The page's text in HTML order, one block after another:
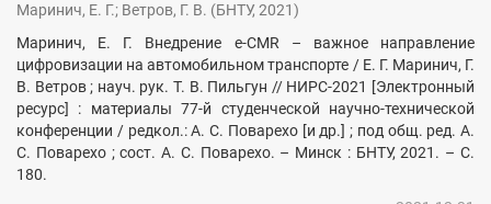
Маринич, Е. Г.; Ветров, Г. В. (БНТУ, 2021)
Маринич, Е. Г. Внедрение е-CMR – важное направление
цифровизации на автомобильном транспорте / Е. Г. Маринич, Г.
В. Ветров ; науч. рук. Т. В. Пильгун // НИРС-2021 [Электронный
ресурс] : материалы 77-й студенческой научно-технической
конференции / редкол.: А. С. Поварехо [и др.] ; под общ. ред. А.
С. Поварехо ; сост. А. С. Поварехо. – Минск : БНТУ, 2021. – С.
180.